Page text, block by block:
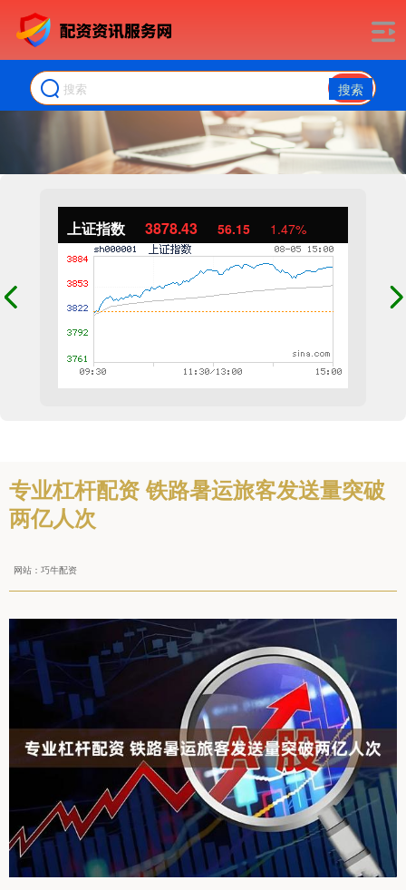
搜索
上证指数 3878.43 56.15 1.47%
专业杠杆配资 铁路暑运旅客发送量突破
两亿人次
网站：巧牛配资